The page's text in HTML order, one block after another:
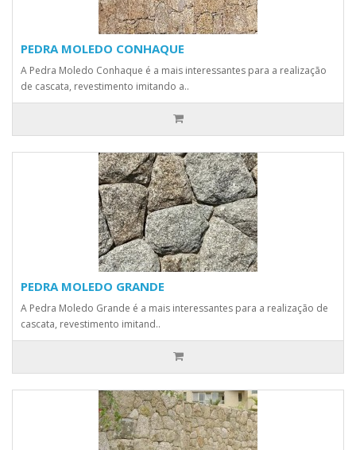
PEDRA MOLEDO CONHAQUE
A Pedra Moledo Conhaque é a mais interessantes para a realização
de cascata, revestimento imitando a..
PEDRA MOLEDO GRANDE
A Pedra Moledo Grande é a mais interessantes para a realização de
cascata, revestimento imitand..